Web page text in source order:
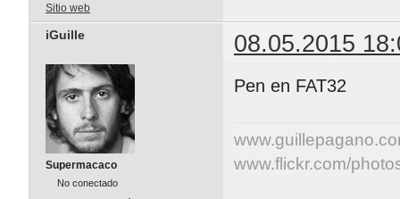
Sitio web
iGuille 08.05.2015
Supermacaco
No conectado
Pen en FAT32
www.flickr.com/